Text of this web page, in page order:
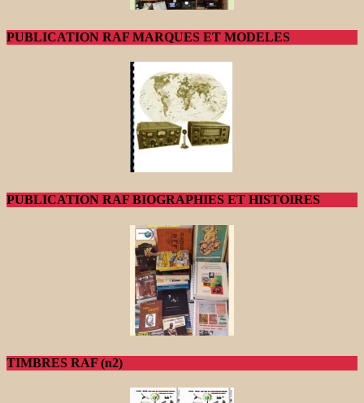
PUBLICATION RAF MARQUES ET MODELES
PUBLICATION RAF BIOGRAPHIES ET HISTOIRES
TIMBRES RAF (n2)